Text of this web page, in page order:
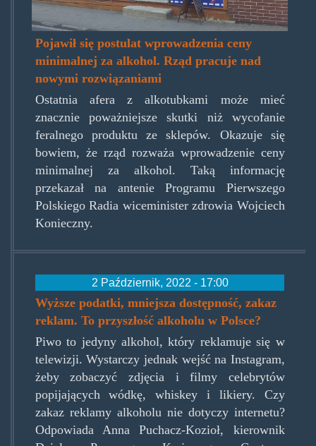
Pojawił się postulat wprowadzenia ceny
minimalnej za alkohol. Rząd pracuje nad
nowymi rozwiązaniami
Ostatnia afera z alkotubkami może mieć
znacznie poważniejsze skutki niż wycofanie
feralnego produktu ze sklepów. Okazuje się
bowiem, że rząd rozważa wprowadzenie ceny
minimalnej za alkohol. Taką informację
przekazał na antenie Programu Pierwszego
Polskiego Radia wiceminister zdrowia Wojciech
Konieczny.
2 Październik, 2022 - 17:00
Wyższe podatki, mniejsza dostępność, zakaz
reklam. To przyszłość alkoholu w Polsce?
Piwo to jedyny alkohol, który reklamuje się w
telewizji. Wystarczy jednak wejść na Instagram,
żeby zobaczyć zdjęcia i filmy celebrytów
popijających wódkę, whiskey i likiery. Czy
zakaz reklamy alkoholu nie dotyczy internetu?
Odpowiada Anna Puchacz-Kozioł, kierownik